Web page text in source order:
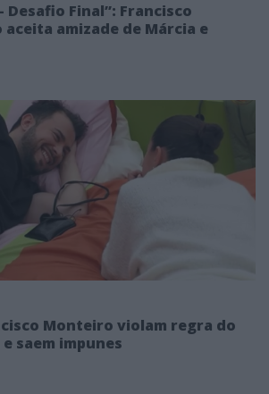
Desafio Final”: Francisco
amizade de Márcia e
Monteiro violam regra do
saem impunes